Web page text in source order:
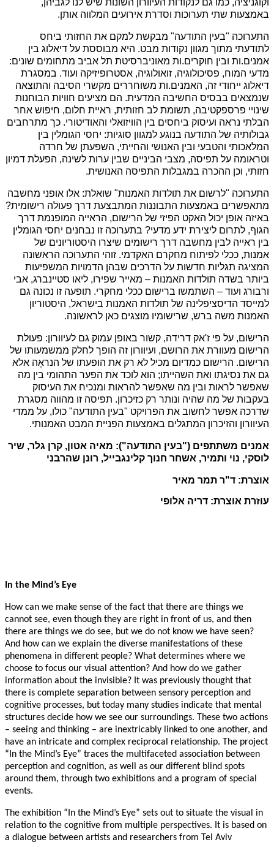
וקוגניציה, כמו גם לנקודות העיוורון השונות שיש לנו לגביהן,
באמצעות שתי תערוכות וסדרת אירועים המלווה אותן.
התערוכה "בעין התודעה" מבקשת למקם את החזותי ביחס
לתודעתי מתוך מגוון נקודות מבט. היא מבוססת על דיאלוג בין
אמנים.ות ובין חוקרים.ות מאוניברסיטת תל אביב מתחומים שונים:
מדעי המוח, פסיכולוגיה, זואולוגיה, אסטרופיזיקה ועוד. במסגרת
דיאלוג ייחודי זה, האמנים.ות משוחררים מקשרי הסיבה והתוצאה
שנמצאים בבסיס החשיבה המדעית. הם מציעים חוויות הבוחנות
שינויי פרספקטיבה, תשומת לב חזותית, ראיית חלום, חיפוש אחר
הבלתי נראה ועיסוק ביחסים בין הוויזואלי והאודיטורי. כך מתרחבים
גבולותיה של התודעה בנוגע למגוון סוגיות: יחסי הגומלין בין
המלאכותי והטבעי ובין האנושי והחייתי, השפעתן של חרדה
וטראומה על תפיסה, מצבי הביניים שבין ערות לשינה, הפעלת דמיון
חזותי, וכן ההכרה במגבלות התפיסה האנושית.
התערוכה "לרשום את תולדות האמנות" שואלת: אלו אופני מחשבה
מתאפשרים באמצעות התבוננות המתבצעת דרך פעולה רישומית?
באיזה אופן יכול האקט הפיזי של הרישום, הראייה המופנמת דרך
הגוף, לתרום ליצירת ידע מדעי? בתערוכה זו נבחנים יחסי הגומלין
בין ראייה לבין מחשבה דרך רישומים שיצרו היסטוריונים של
אמנות, ככלי לפיתוח מחקרם האקדמי. זוהי התערוכה הראשונה
המציגה תגליות חדשות על הדרכים שבהן הדמויות המשפיעות
ביותר בשדה תולדות האמנות – מאייר שפירו, ליאו סטיינברג, אבי
ורבורג ועוד – השתמשו ברישום ככלי מחקרי. תופעה זו נכונה גם
למייסד הדיסציפלינה של תולדות האמנות בישראל, היסטוריון
האמנות משה ברש, שרישומיו מוצגים כאן לראשונה.
הרישום, על פי ז'אק דרידה, קשור באופן עמוק גם לעיוורון: פעולת
הרישום מעוורת את הרושם, ועיוורון זה הופך לחלק ממשמעותו של
הרישום. הרישום כמדיום מכיל לא רק את הופעתו של הנראֶה אלא
גם את נסיגתו ואת השהייתו; הוא לוכד את הפער התהומי בין מה
שאפשר לראות ובין מה שאפשר להראות ומנכיח את העיסוק
בעקבות של מה שהיה ונותר רק כזיכרון. תפיסה זו מהווה מסגרת
שדרכה אפשר לחשוב את הפרויקט "בעין התודעה" כולו, על ממדי
העיוורון והזיכרון המתגלים באמצעות הפניית המבט האמנותי.
אמנים משתתפים ("בעין התודעה"): מאיה אטון, קרן גלר, שיר
לוסקי, נוי ותמיר, אשחר חנוך קלינגבייל, רונן שהרבני
אוצרת: ד"ר תמר מאיר
עוזרת אוצרת: דריה אלופי
In the Mind’s Eye
How can we make sense of the fact that there are things we
cannot see, even though they are right in front of us, and then
there are things we do see, but we do not know we have seen?
And how can we explain the diverse manifestations of these
phenomena in different people? What determines where we
choose to focus our visual attention? And how do we gather
information about the invisible? It was previously thought that
there is complete separation between sensory perception and
cognitive processes, but today many studies indicate that mental
structures decide how we see our surroundings. These two actions
– seeing and thinking – are inextricably linked to one another, and
have an intricate and complex reciprocal relationship. The project
“In the Mind’s Eye” traces the multifaceted association between
perception and cognition, as well as our different blind spots
around them, through two exhibitions and a program of special
events.
The exhibition “In the Mind’s Eye” sets out to situate the visual in
relation to the cognitive from multiple perspectives. It is based on
a dialogue between artists and researchers from Tel Aviv